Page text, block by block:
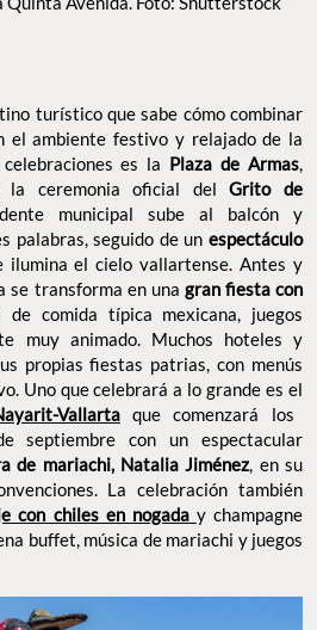
turístico que sabe cómo combinar
el ambiente festivo y relajado de la
es la Plaza de Armas,
la ceremonia oficial delGrito de
municipal sube al balcón y
palabras, seguido de un espectáculo
ilumina el cielo vallartense. Antes y
se transforma en una gran fiesta con
de comida típica mexicana, juegos
muy animado. Muchos hoteles y
propias fiestas patrias, con menús
Uno que celebrará a lo grande es el
Vallartaque comenzará los
septiembre con un espectacular
de mariachi, Natalia Jiménez, en su
La celebración también
con chiles en nogada y champagne
buffet, música de mariachi y juegos